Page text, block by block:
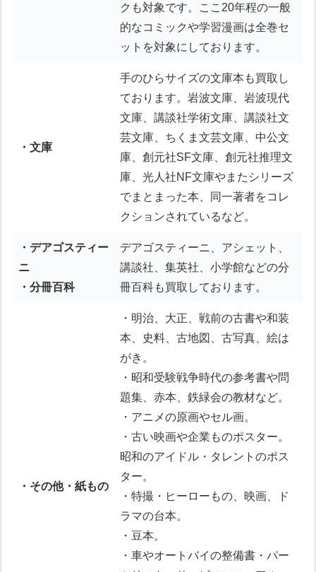
クも対象です。ここ20年程の一般
的なコミックや学習漫画は全巻セ
ットを対象にしております。
・文庫
手のひらサイズの文庫本も買取し
ております。岩波文庫、岩波現代
文庫、講談社学術文庫、講談社文
芸文庫、ちくま文芸文庫、中公文
庫、創元社SF文庫、創元社推理文
庫、光人社NF文庫やまたシリーズ
でまとまった本、同一著者をコレ
クションされているなど。
・デアゴスティー
ニ
・分冊百科
デアゴスティーニ、アシェット、
講談社、集英社、小学館などの分
冊百科も買取しております。
・その他・紙もの
・明治、大正、戦前の古書や和装
本、史料、古地図、古写真、絵は
がき。
・昭和受験戦争時代の参考書や問
題集、赤本、鉄緑会の教材など。
・アニメの原画やセル画。
・古い映画や企業ものポスター。
昭和のアイドル・タレントのポス
ター。
・特撮・ヒーローもの、映画、ド
ラマの台本。
・豆本。
・車やオートバイの整備書・パー